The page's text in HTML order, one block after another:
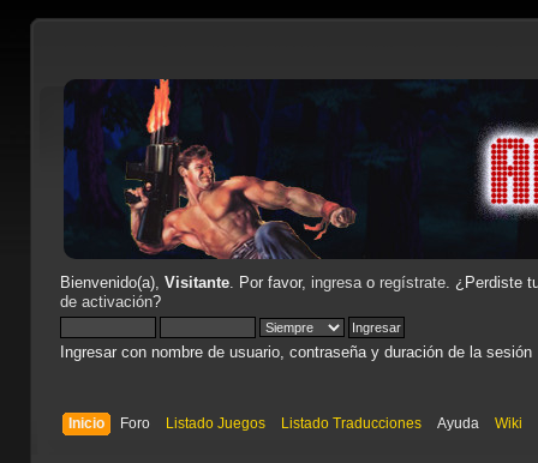
Bienvenido(a), Visitante. Por favor, ingresao regístrate. ¿Perdiste
de activación?
Ingresar con nombre de usuario, contraseña y duración de la sesión
Inicio Foro Listado Juegos Listado Traducciones Ayuda Wiki